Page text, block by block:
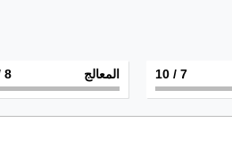
7
/ 10 المعالج 8